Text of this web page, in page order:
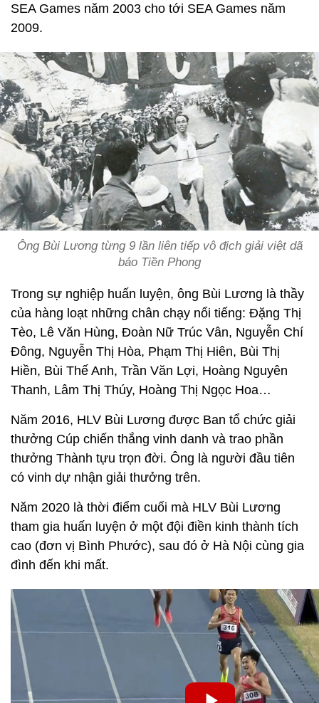
SEA Games năm 2003 cho tới SEA Games năm
2009.
Ông Bùi Lương từng 9 lần liên tiếp vô địch giải việt dã
báo Tiền Phong
Trong sự nghiệp huấn luyện, ông Bùi Lương là thầy
của hàng loạt những chân chạy nổi tiếng: Đặng Thị
Tèo, Lê Văn Hùng, Đoàn Nữ Trúc Vân, Nguyễn Chí
Đông, Nguyễn Thị Hòa, Phạm Thị Hiên, Bùi Thị
Hiền, Bùi Thế Anh, Trần Văn Lợi, Hoàng Nguyên
Thanh, Lâm Thị Thúy, Hoàng Thị Ngọc Hoa…
Năm 2016, HLV Bùi Lương được Ban tổ chức giải
thưởng Cúp chiến thắng vinh danh và trao phần
thưởng Thành tựu trọn đời. Ông là người đầu tiên
có vinh dự nhận giải thưởng trên.
Năm 2020 là thời điểm cuối mà HLV Bùi Lương
tham gia huấn luyện ở một đội điền kinh thành tích
cao (đơn vị Bình Phước), sau đó ở Hà Nội cùng gia
đình đến khi mất.